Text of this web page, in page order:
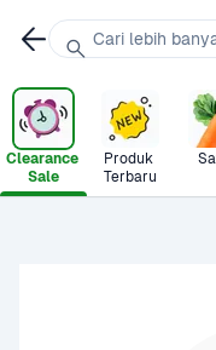
Clearance
Sale
Produk
Terbaru
Cari lebih